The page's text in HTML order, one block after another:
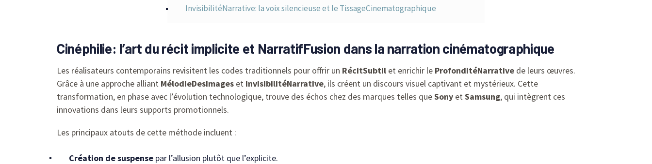
InvisibilitéNarrative: la voix silencieuse et le TissageCinematographique
Cinéphilie: l’art du récit implicite et NarratifFusion dans la narration cinématographique
Les réalisateurs contemporains revisitent les codes traditionnels pour offrir un RécitSubtil et enrichir le ProfonditéNarrative de leurs œuvres.
Grâce à une approche alliant MélodieDesImages et InvisibilitéNarrative, ils créent un discours visuel captivant et mystérieux. Cette
transformation, en phase avec l’évolution technologique, trouve des échos chez des marques telles queSony etSamsung, qui intègrent ces
innovations dans leurs supports promotionnels.
Les principaux atouts de cette méthode incluent :
Création de suspense par l’allusion plutôt que l’explicite.